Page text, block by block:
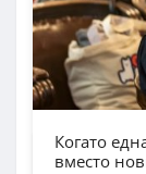
Когато
вместо